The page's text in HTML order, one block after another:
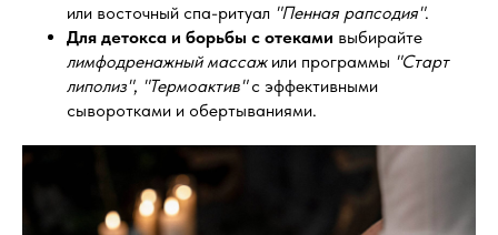
или восточный спа-ритуал "Пенная рапсодия".
Для детокса и борьбы с отеками выбирайте
лимфодренажный массажили программы "Старт
липолиз", "Термоактив"с эффективными
сыворотками и обертываниями.